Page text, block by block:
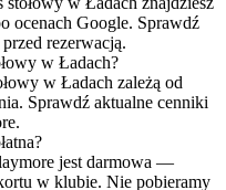
ocenach Google. Sprawdź
rezerwacją.
w Ładach?
w Ładach zależą od
Sprawdź aktualne cenniki
jest darmowa —
w klubie. Nie pobieramy